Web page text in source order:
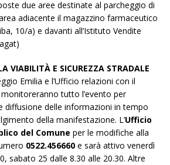
due aree destinate al parcheggio di
adiacente il magazzino farmaceutico
10/a) e davanti all’Istituto Vendite
VIABILITÀ E SICUREZZA STRADALE
Emilia e l’Ufficio relazioni con il
tutto l’evento per
diffusione delle informazioni in tempo
della manifestazione. L’Ufficio
del Comune per le modifiche alla
0522.456660 e sarà attivo venerdì
sabato 25 dalle 8.30 alle 20.30. Altre